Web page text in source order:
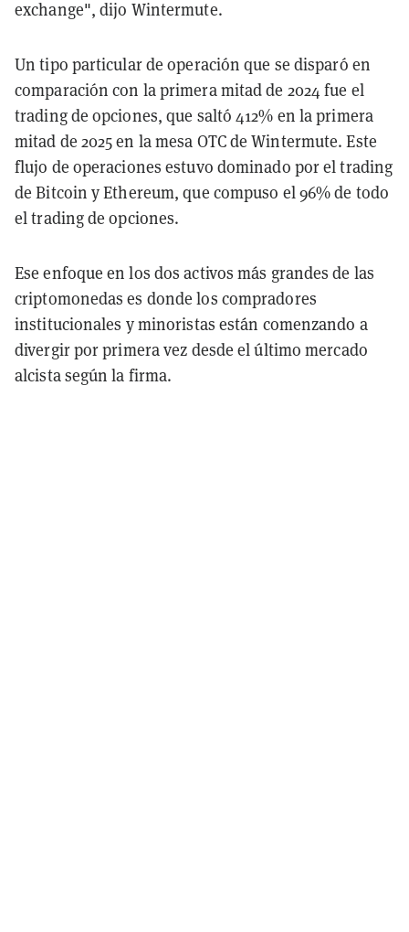
exchange", dijo Wintermute.
Un tipo particular de operación que se disparó en
comparación con la primera mitad de 2024 fue el
trading de opciones, que saltó 412% en la primera
mitad de 2025 en la mesa OTC de Wintermute. Este
flujo de operaciones estuvo dominado por el trading
de Bitcoin y Ethereum, que compuso el 96% de todo
el trading de opciones.
Ese enfoque en los dos activos más grandes de las
criptomonedas es donde los compradores
institucionales y minoristas están comenzando a
divergir por primera vez desde el último mercado
alcista según la firma.